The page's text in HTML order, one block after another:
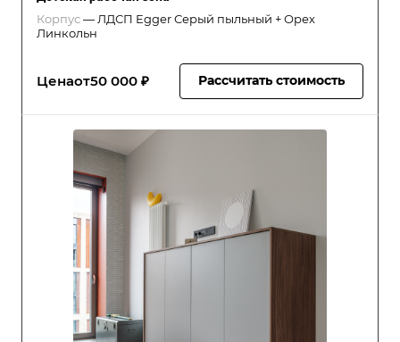
Корпус— ЛДСП Egger Серый пыльный + Орех
Линкольн
Ценаот50 000 ₽ Рассчитать стоимость